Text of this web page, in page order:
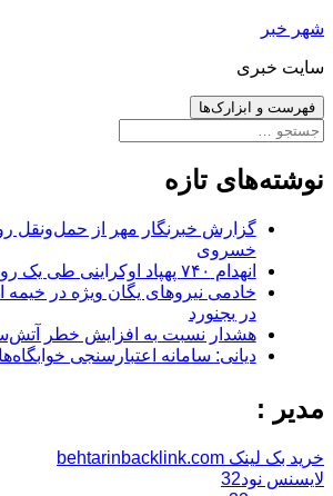
رفتن
نوشته‌ها
شهر خبر
سایت خبری
فهرست و ابزارک‌ها
جستجو
نوشته‌های تازه
گزارش خبرنگار مهر از حمل‌ونقل
خسروی
انهدام ۷۴۰ پهپاد اوکراینی طی یک روز
خادمی نیروهای یگان ویژه در خیمه
در بجنورد
هشدار نسبت به افزایش خطر
دیانی: سامانه اعتبارسنجی
مدیر :
خرید بک لینک behtarinbacklink.com
لایسنس نود32